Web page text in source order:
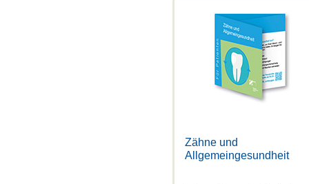
Zähne und
Allgemeingesundheit